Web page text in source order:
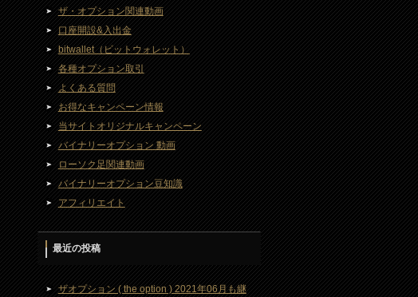
ザ・オプション関連動画
口座開設&入出金
bitwallet（ビットウォレット）
各種オプション取引
よくある質問
お得なキャンペーン情報
当サイトオリジナルキャンペーン
バイナリーオプション 動画
ローソク足関連動画
バイナリーオプション豆知識
アフィリエイト
最近の投稿
ザオプション ( the option ) 2021年06月も継